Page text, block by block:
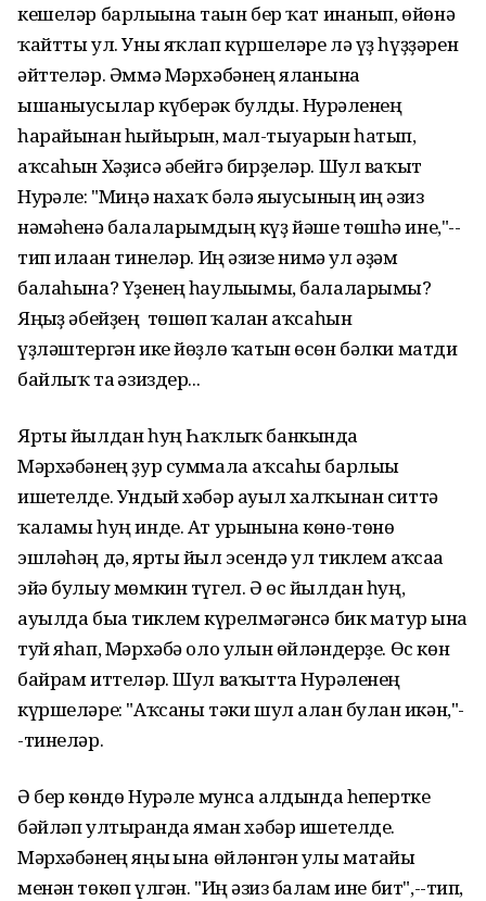
кешеләр барлығына тағын бер ҡат инанып, өйөнә
ҡайтты ул. Уны яҡлап күршеләре лә үҙ һүҙҙәрен
әйттеләр. Әммә Мәрхәбәнең ялғанына
ышаныусылар күберәк булды. Нурғәленең
һарайынан һыйырын, мал-тыуарын һатып,
аҡсаһын Хәҙисә әбейгә бирҙеләр. Шул ваҡыт
Нурғәле: "Миңә нахаҡ бәлә яғыусының иң ғәзиз
нәмәһенә балаларымдың күҙ йәше төшһә ине,"--
тип илаған тинеләр. Иң ғәзизе нимә ул әҙәм
балаһына? Үҙенең һаулығымы, балаларымы?
Яңғыҙ әбейҙең төшөп ҡалған аҡсаһын
үҙләштергән ике йөҙлө ҡатын өсөн бәлки матди
байлыҡ та ғәзиздер...
Ярты йылдан һуң Һаҡлыҡ банкында
Мәрхәбәнең ҙур суммала аҡсаһы барлығы
ишетелде. Ундый хәбәр ауыл халҡынан ситтә
ҡаламы һуң инде. Ат урынына көнө-төнө
эшләһәң дә, ярты йыл эсендә ул тиклем аҡсаға
эйә булыу мөмкин түгел. Ә өс йылдан һуң,
ауылда быға тиклем күрелмәгәнсә бик матур ғына
туй яһап, Мәрхәбә оло улын өйләндерҙе. Өс көн
байрам иттеләр. Шул ваҡытта Нурғәленең
күршеләре: "Аҡсаны тәки шул алған булған икән,"-
-тинеләр.
Ә бер көндө Нурғәле мунса алдында һепертке
бәйләп ултырғанда яман хәбәр ишетелде.
Мәрхәбәнең яңы ғына өйләнгән улы матайы
менән төкөп үлгән. "Иң ғәзиз балам ине бит",--тип,